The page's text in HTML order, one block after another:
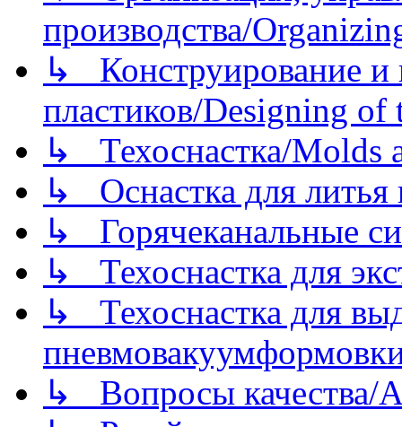
производства/
↳ Конструирование и
пластиков/Designing of
↳ Техоснастка/Molds
↳ Оснастка для литья
↳ Горячеканальные
↳ Техоснастка для
↳ Техоснастка для
↳ Вопросы качества/